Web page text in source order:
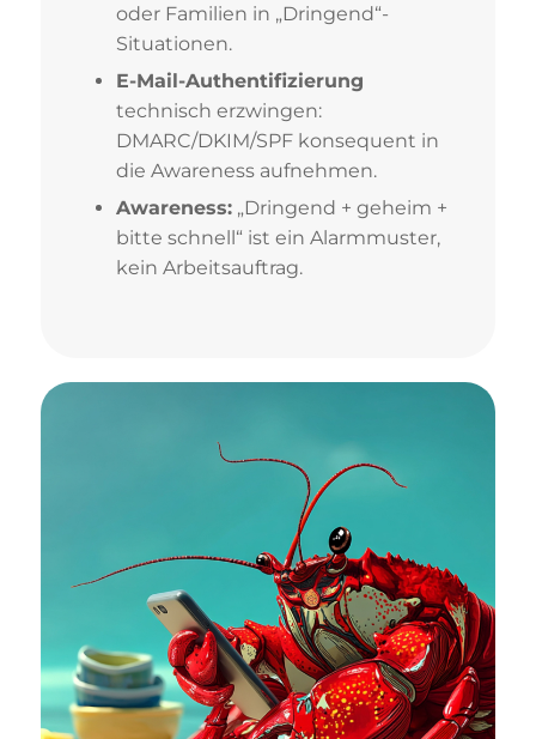
oder Familien in „Dringend“-
Situationen.
E-Mail-Authentifizierung
technisch erzwingen:
DMARC/DKIM/SPF konsequent in
die Awareness aufnehmen.
Awareness:„Dringend + geheim +
bitte schnell“ ist ein Alarmmuster,
kein Arbeitsauftrag.